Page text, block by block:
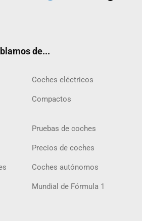
de...
Coches eléctricos
Compactos
Pruebas de coches
Precios de coches
Coches autónomos
Mundial de Fórmula 1